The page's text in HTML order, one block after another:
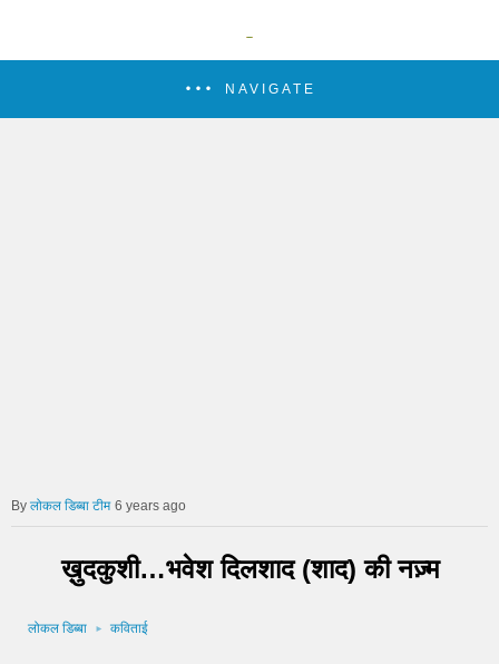
NAVIGATE
लोकल डिब्बा टीम 6 years ago
ख़ुदकुशी…भवेश दिलशाद (शाद) की नज़्म
लोकल डिब्बा कविताई